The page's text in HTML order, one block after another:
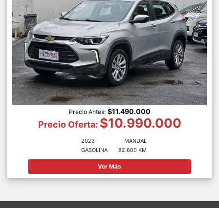
Precio Antes: $11.490.000
Precio Oferta: $10.990.000
2023
GASOLINA
MANUAL
82.600 KM
Ver Más